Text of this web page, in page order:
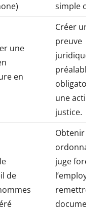
simple oubli.
une
en
Créer une
preuve
juridique,
préalable
obligatoire à
une action en
justice.
de
Obtenir une
ordonnance
juge forçant
l’employeur à
remettre les
documents,